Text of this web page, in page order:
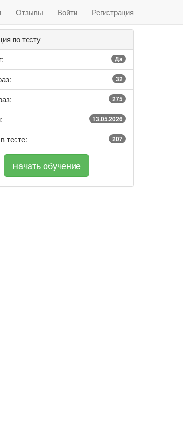
Отзывы Войти Регистрация
по тесту
Да
32
275
13.05.2026
тесте: 207